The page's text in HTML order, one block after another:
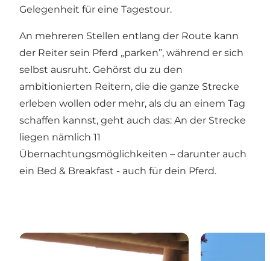
Gelegenheit für eine Tagestour.
An mehreren Stellen entlang der Route kann
der Reiter sein Pferd „parken”, während er sich
selbst ausruht. Gehörst du zu den
ambitionierten Reitern, die die ganze Strecke
erleben wollen oder mehr, als du an einem Tag
schaffen kannst, geht auch das: An der Strecke
liegen nämlich 11
Übernachtungsmöglichkeiten – darunter auch
ein Bed & Breakfast - auch für dein Pferd.
Shelter und Zeltplätze